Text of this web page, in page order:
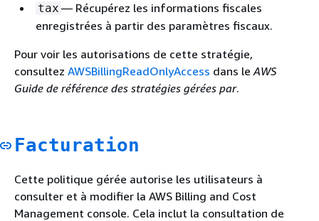
tax — Récupérez les informations fiscales
enregistrées à partir des paramètres fiscaux.
Pour voir les autorisations de cette stratégie,
consultez AWSBillingReadOnlyAccess dans leAWS
Guide de référence des stratégies gérées par.
Facturation
Cette politique gérée autorise les utilisateurs à
consulter et à modifier la AWS Billing and Cost
Management console. Cela inclut la consultation de